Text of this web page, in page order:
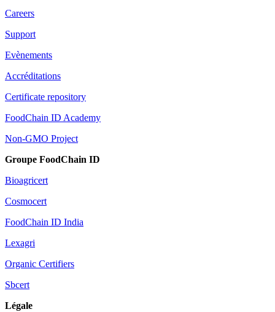
Careers
Support
Evènements
Accréditations
Certificate repository
FoodChain ID Academy
Non-GMO Project
Groupe FoodChain ID
Bioagricert
Cosmocert
FoodChain ID India
Lexagri
Organic Certifiers
Sbcert
Légale